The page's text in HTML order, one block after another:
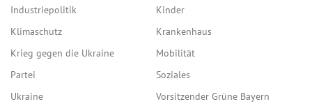
Industriepolitik
Kinder
Klimaschutz
Krankenhaus
Krieg gegen die Ukraine
Mobilität
Partei
Soziales
Ukraine
Vorsitzender Grüne Bayern